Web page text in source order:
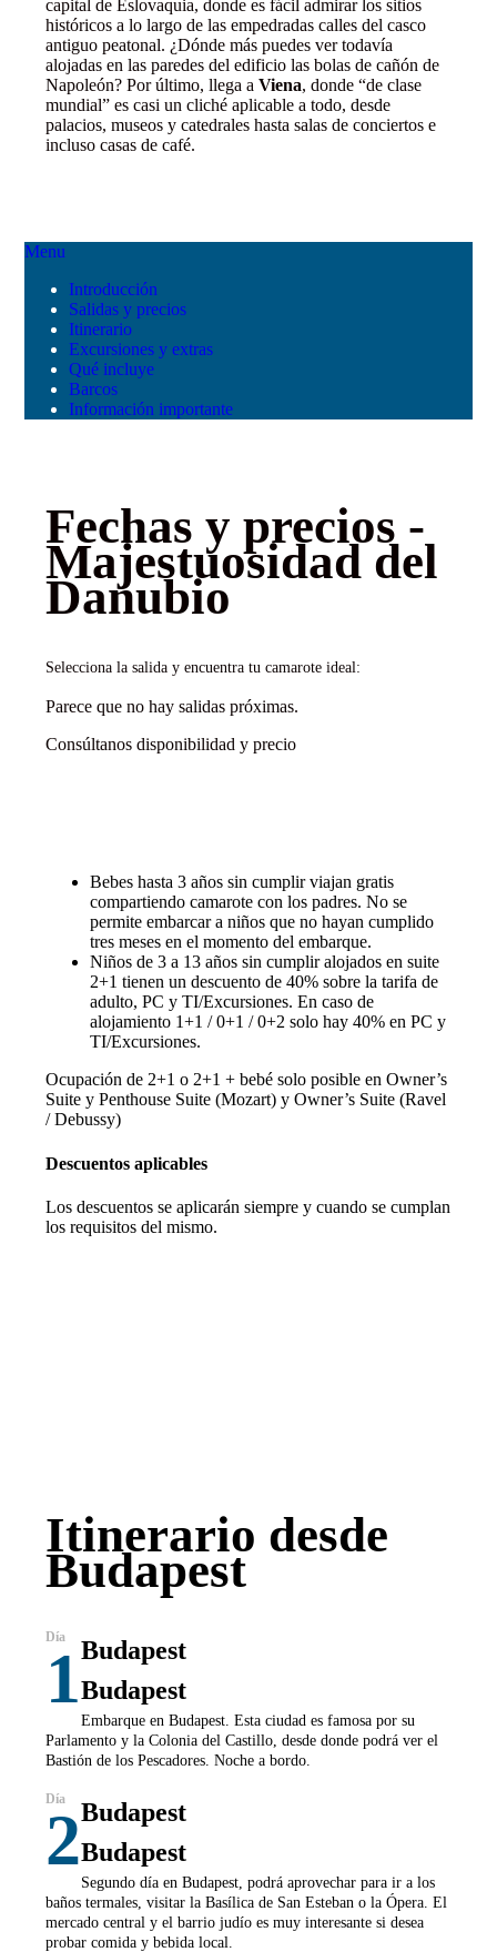
capital de Eslovaquia, donde es fácil admirar los sitios
históricos a lo largo de las empedradas calles del casco
antiguo peatonal. ¿Dónde más puedes ver todavía
alojadas en las paredes del edificio las bolas de cañón de
Napoleón? Por último, llega a Viena, donde “de clase
mundial” es casi un cliché aplicable a todo, desde
palacios, museos y catedrales hasta salas de conciertos e
incluso casas de café.
Menu
Introducción
Salidas y precios
Itinerario
Excursiones y extras
Qué incluye
Barcos
Información importante
Fechas y precios -
Majestuosidad del
Danubio
Selecciona la salida y encuentra tu camarote ideal:
Parece que no hay salidas próximas.
Consúltanos disponibilidad y precio
Bebes hasta 3 años sin cumplir viajan gratis
compartiendo camarote con los padres. No se
permite embarcar a niños que no hayan cumplido
tres meses en el momento del embarque.
Niños de 3 a 13 años sin cumplir alojados en suite
2+1 tienen un descuento de 40% sobre la tarifa de
adulto, PC y TI/Excursiones. En caso de
alojamiento 1+1 / 0+1 / 0+2 solo hay 40% en PC y
TI/Excursiones.
Ocupación de 2+1 o 2+1 + bebé solo posible en Owner’s
Suite y Penthouse Suite (Mozart) y Owner’s Suite (Ravel
/ Debussy)
Descuentos aplicables
Los descuentos se aplicarán siempre y cuando se cumplan
los requisitos del mismo.
Itinerario desde
Budapest
1Budapest
Budapest
Embarque en Budapest. Esta ciudad es famosa por su
Parlamento y la Colonia del Castillo, desde donde podrá ver el
Bastión de los Pescadores. Noche a bordo.
2Budapest
Budapest
Segundo día en Budapest, podrá aprovechar para ir a los
baños termales, visitar la Basílica de San Esteban o la Ópera. El
mercado central y el barrio judío es muy interesante si desea
probar comida y bebida local.